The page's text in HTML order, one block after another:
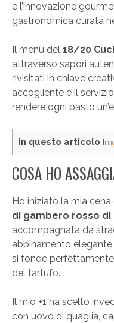
e l’innovazione
gastronomica curata
Il menu del 18/20
attraverso sapori
rivisitati in chiave
accogliente e il
rendere ogni pasto
in questo articolo [
COSA HO
Ho iniziato la mia
di gambero rosso di
accompagnata da
abbinamento
si fonde
del tartufo.
Il mio +1 ha scelto
con uovo di quaglia,